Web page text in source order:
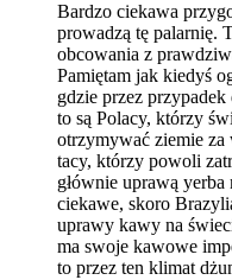
Bardzo ciekawa
prowadzą tę palarnię.
obcowania z
Pamiętam jak kiedyś
gdzie przez
to są Polacy, którzy
otrzymywać ziemie za
tacy, którzy powoli
głównie uprawą
ciekawe, skoro
uprawy kawy na
ma swoje kawowe
to przez ten klimat